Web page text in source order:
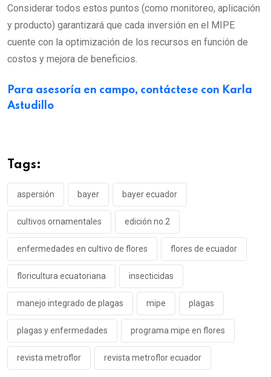
Considerar todos estos puntos (como monitoreo, aplicación
y producto) garantizará que cada inversión en el MIPE
cuente con la optimización de los recursos en función de
costos y mejora de beneficios.
Para asesoría en campo, contáctese con Karla
Astudillo
Tags:
aspersión bayer bayer ecuador
cultivos ornamentales edición no.2
enfermedades en cultivo de flores flores de ecuador
floricultura ecuatoriana insecticidas
manejo integrado de plagas mipe plagas
plagas y enfermedades programa mipe en flores
revista metroflor revista metroflor ecuador